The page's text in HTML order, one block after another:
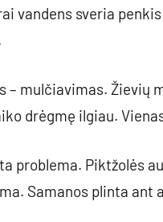
vandens sveria
– mulčiavimas. Žievių
drėgmę ilgiau.
problema. Piktžolės
Samanos plinta ant